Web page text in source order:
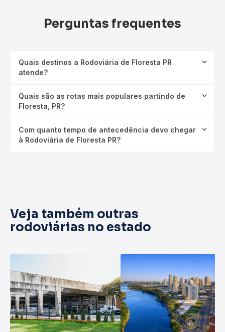
Perguntas frequentes
Quais destinos a Rodoviária de Floresta PR
atende?
Quais são as rotas mais populares partindo de
Floresta, PR?
Com quanto tempo de antecedência devo chegar
à Rodoviária de Floresta PR?
Veja também outras
rodoviárias no estado